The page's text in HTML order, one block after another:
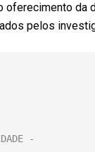
da
pelos